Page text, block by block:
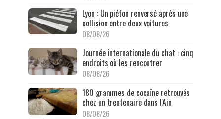
Lyon : Un piéton renversé après une
collision entre deux voitures
08/08/26
Journée internationale du chat : cinq
endroits où les rencontrer
08/08/26
180 grammes de cocaïne retrouvés
chez un trentenaire dans l'Ain
08/08/26